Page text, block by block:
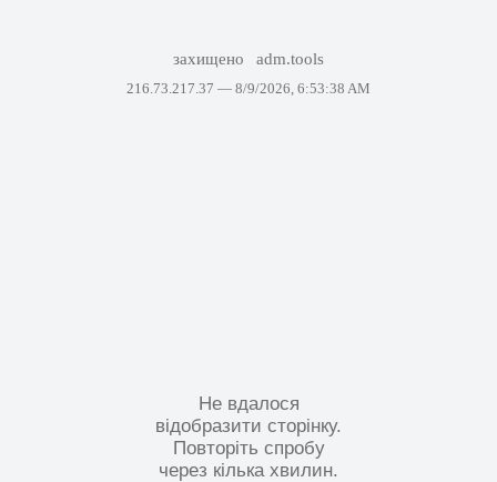
захищено adm.tools
216.73.217.37 — 8/9/2026, 6:53:38 AM
Не вдалося
відобразити сторінку.
Повторіть спробу
через кілька хвилин.